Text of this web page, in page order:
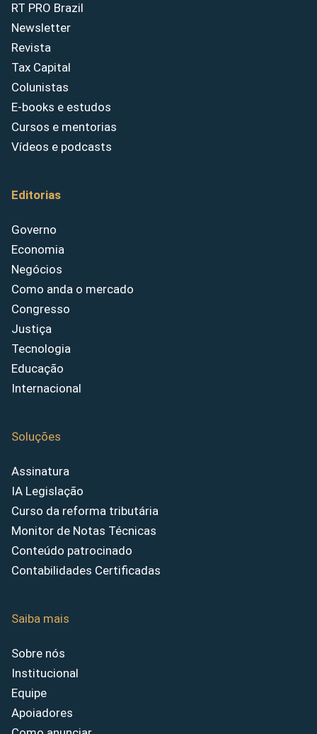
RT PRO Brazil
Newsletter
Revista
Tax Capital
Colunistas
E-books e estudos
Cursos e mentorias
Vídeos e podcasts
Editorias
Governo
Economia
Negócios
Como anda o mercado
Congresso
Justiça
Tecnologia
Educação
Internacional
Soluções
Assinatura
IA Legislação
Curso da reforma tributária
Monitor de Notas Técnicas
Conteúdo patrocinado
Contabilidades Certificadas
Saiba mais
Sobre nós
Institucional
Equipe
Apoiadores